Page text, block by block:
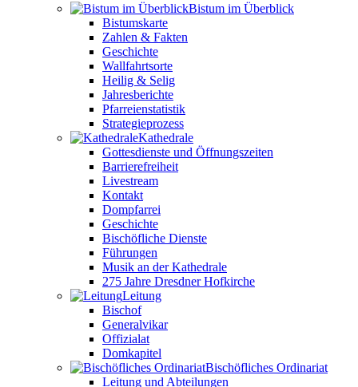
Bistum im Überblick
Bistumskarte
Zahlen & Fakten
Geschichte
Wallfahrtsorte
Heilig & Selig
Jahresberichte
Pfarreienstatistik
Strategieprozess
Kathedrale
Gottesdienste und Öffnungszeiten
Barrierefreiheit
Livestream
Kontakt
Dompfarrei
Geschichte
Bischöfliche Dienste
Führungen
Musik an der Kathedrale
275 Jahre Dresdner Hofkirche
Leitung
Bischof
Generalvikar
Offizialat
Domkapitel
Bischöfliches Ordinariat
Leitung und Abteilungen